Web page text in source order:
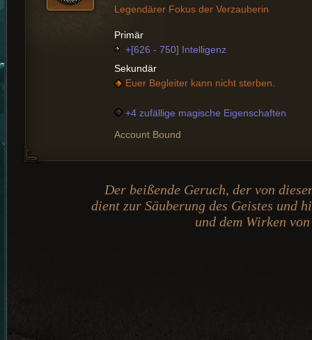
Legendärer Fokus der Verzauberin
Primär
+[626 - 750] Intelligenz
Sekundär
Euer Begleiter kann nicht sterben.
+4 zufällige magische Eigenschaften
Account Bound
Der beißende Geruch, der von
dient zur Säuberung des Geistes und
und dem Wirken